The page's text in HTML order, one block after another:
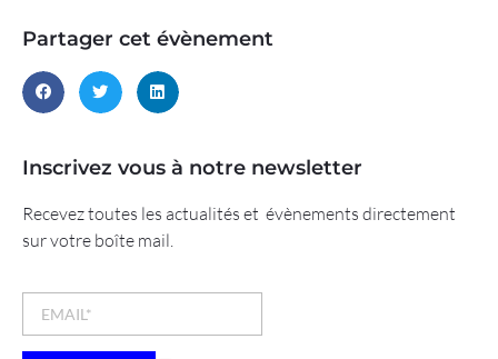
Partager cet évènement
Inscrivez vous à notre newsletter
Recevez toutes les actualités et évènements directement
sur votre boîte mail.